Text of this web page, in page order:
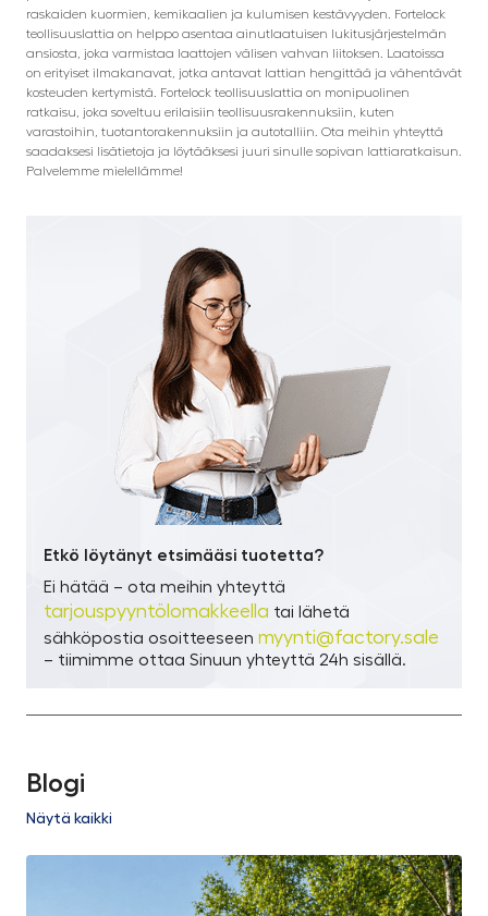
raskaiden kuormien, kemikaalien ja kulumisen kestävyyden. Fortelock
teollisuuslattia on helppo asentaa ainutlaatuisen lukitusjärjestelmän
ansiosta, joka varmistaa laattojen välisen vahvan liitoksen. Laatoissa
on erityiset ilmakanavat, jotka antavat lattian hengittää ja vähentävät
kosteuden kertymistä. Fortelock teollisuuslattia on monipuolinen
ratkaisu, joka soveltuu erilaisiin teollisuusrakennuksiin, kuten
varastoihin, tuotantorakennuksiin ja autotalliin. Ota meihin yhteyttä
saadaksesi lisätietoja ja löytääksesi juuri sinulle sopivan lattiaratkaisun.
Palvelemme mielellämme!
Etkö löytänyt etsimääsi tuotetta?
Ei hätää – ota meihin yhteyttä
tarjouspyyntölomakkeella tai lähetä
sähköpostia osoitteeseen myynti@factory.sale
– tiimimme ottaa Sinuun yhteyttä 24h sisällä.
Blogi
Näytä kaikki